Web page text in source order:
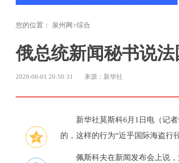
您的位置： 泉州网 >综合
俄总统新闻秘书说
2026-06-01 20:50:31 来源：新华社
新华社莫斯科6月1日电（记
的，这样的行为“近乎国际海盗行径
佩斯科夫在新闻发布会上说